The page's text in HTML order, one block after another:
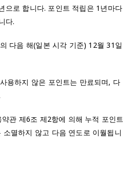
으로 합니다. 포인트 적립은 1년마다
다.
다음 해(일본 시각 기준) 12월 31일
용하지 않은 포인트는 만료되며, 다
관 제6조 제2항에 의해 누적 포인트
멸하지 않고 다음 연도로 이월됩니